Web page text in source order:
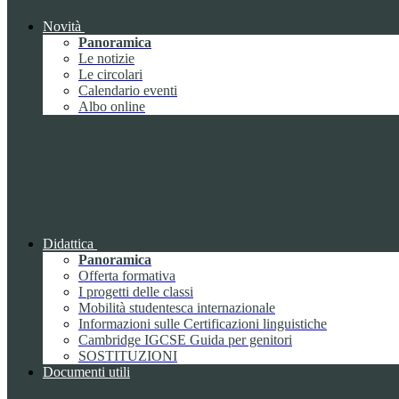
Novità
Panoramica
Le notizie
Le circolari
Calendario eventi
Albo online
Didattica
Panoramica
Offerta formativa
I progetti delle classi
Mobilità studentesca internazionale
Informazioni sulle Certificazioni linguistiche
Cambridge IGCSE Guida per genitori
SOSTITUZIONI
Documenti utili